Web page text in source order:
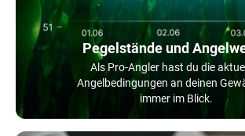
Pegelstände und
Als Pro-Angler hast du die
Angelbedingungen an deinen
immer im Blick.